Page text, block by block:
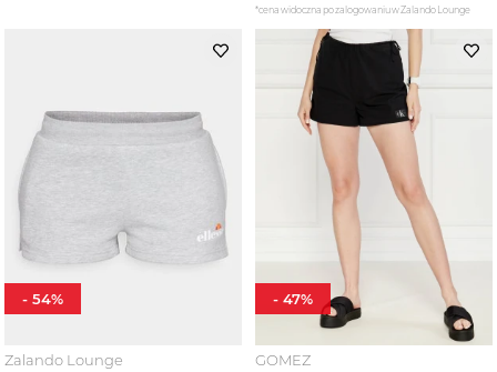
*cena widoczna po zalogowaniu w Zalando Lounge
Zalando Lounge
-54%
GOMEZ
- 47%